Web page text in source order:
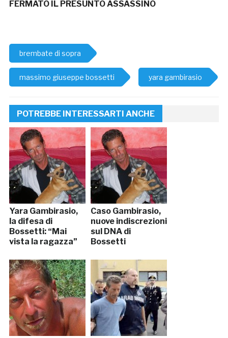
FERMATO IL PRESUNTO ASSASSINO
brembate di sopra
massimo giuseppe bossetti yara gambirasio
POTREBBE INTERESSARTI ANCHE
Yara Gambirasio,
la difesa di
Bossetti: “Mai
vista la ragazza”
Caso Gambirasio,
nuove indiscrezioni
sul DNA di
Bossetti